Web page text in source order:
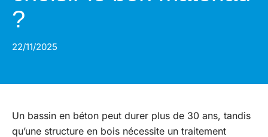
?
22/11/2025
Un bassin en béton peut durer plus de 30 ans, tandis
qu’une structure en bois nécessite un traitement